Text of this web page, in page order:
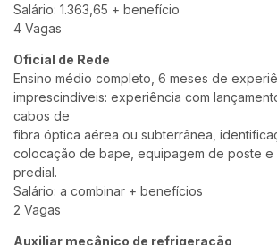
Salário: 1.363,65 + benefício
4 Vagas
Oficial de Rede
Ensino médio completo, 6 meses de
imprescindíveis: experiência com
cabos de
fibra óptica aérea ou subterrânea,
colocação de bape, equipagem de poste e
predial.
Salário: a combinar + benefícios
2 Vagas
Auxiliar mecânico de refrigeração